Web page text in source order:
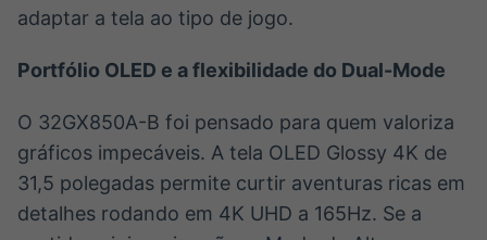
adaptar a tela ao tipo de jogo.
Portfólio OLED e a flexibilidade do Dual-Mode
O 32GX850A-B foi pensado para quem valoriza
gráficos impecáveis. A tela OLED Glossy 4K de
31,5 polegadas permite curtir aventuras ricas em
detalhes rodando em 4K UHD a 165Hz. Se a